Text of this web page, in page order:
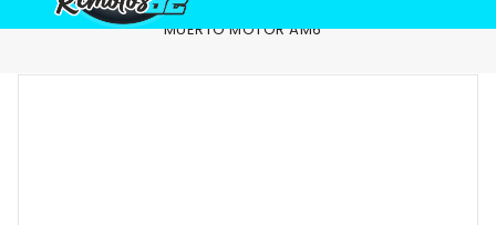
Inicio RECAMBIOS
MUERTO MOTOR AM6